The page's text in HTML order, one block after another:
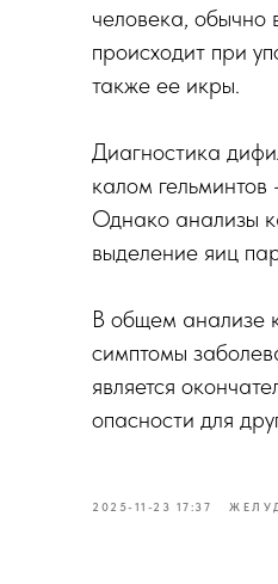
человека, обычно
происходит при
также ее икры.
Диагностика
калом
Однако анализы
выделение яиц
В общем анализе
симптомы
является
опасности для
2025-11-23 17:37